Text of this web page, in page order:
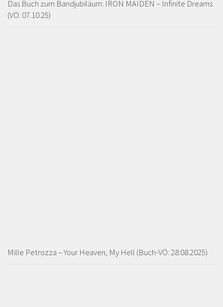
Das Buch zum Bandjubiläum: IRON MAIDEN – Infinite Dreams
(VÖ: 07.10.25)
Mille Petrozza – Your Heaven, My Hell (Buch-VÖ: 28.08.2025)